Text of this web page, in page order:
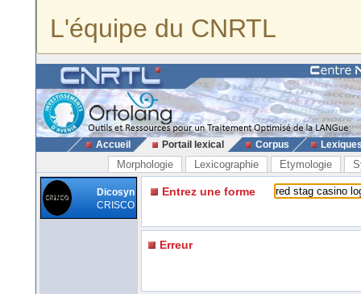
L'équipe du CNRTL
Accueil Portail lexical Corpus
Morphologie Lexicographie Etymologie
Dicosyn
CRISCO
Entrez une forme
Erreur